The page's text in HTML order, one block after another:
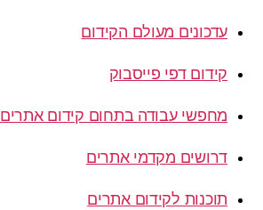
עדכונים מעולם הקידום
קידום דפי פייסבוק
מחפשי עבודה בתחום קידום אתרים
דרושים מקדמי אתרים
תוכנות לקידום אתרים